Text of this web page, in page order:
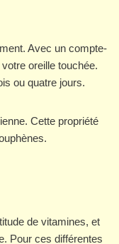
Avec un compte-
oreille touchée.
ou quatre jours.
Cette propriété
de vitamines, et
Pour ces différentes